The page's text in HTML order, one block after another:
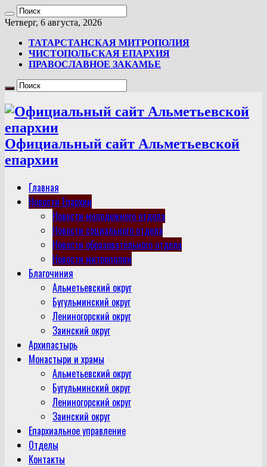
Четверг, 6 августа, 2026
ТАТАРСТАНСКАЯ МИТРОПОЛИЯ
ЧИСТОПОЛЬСКАЯ ЕПАРХИЯ
ПРАВОСЛАВНОЕ ЗАКАМЬЕ
Официальный сайт Альметьевской
епархии
Главная
Новости Епархии
Новости молодежного отдела
Новости социального отдела
Новости образовательного отдела
Новости митрополии
Благочиния
Альметьевский округ
Бугульминский округ
Лениногорский округ
Заинский округ
Архипастырь
Монастыри и храмы
Альметьевский округ
Бугульминский округ
Лениногорский округ
Заинский округ
Епархиальное управление
Отделы
Контакты